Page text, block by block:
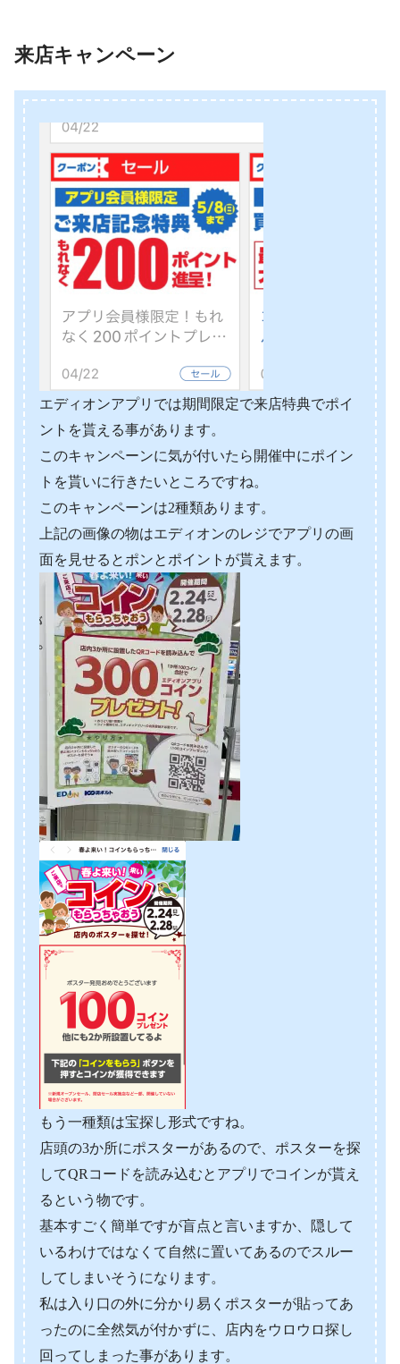
来店キャンペーン
エディオンアプリでは期間限定で来店特典でポイ
ントを貰える事があります。
このキャンペーンに気が付いたら開催中にポイン
トを貰いに行きたいところですね。
このキャンペーンは2種類あります。
上記の画像の物はエディオンのレジでアプリの画
面を見せるとポンとポイントが貰えます。
もう一種類は宝探し形式ですね。
店頭の3か所にポスターがあるので、ポスターを探
してQRコードを読み込むとアプリでコインが貰え
るという物です。
基本すごく簡単ですが盲点と言いますか、隠して
いるわけではなくて自然に置いてあるのでスルー
してしまいそうになります。
私は入り口の外に分かり易くポスターが貼ってあ
ったのに全然気が付かずに、店内をウロウロ探し
回ってしまった事があります。